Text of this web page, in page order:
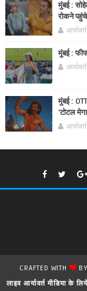
मुंबई :
रोकने
मुंबई :
मुंबई :
'टोटल
CRAFTED WITH
लाइव आर्यावर्त मीडिया के